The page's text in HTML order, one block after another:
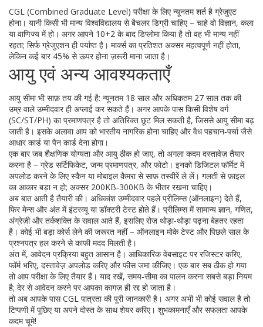
CGL (Combined Graduate Level) परीक्षा के लिए न्यूनतम शर्त है ग्रेजुएट
होना। यानी किसी भी मान्य विश्वविद्यालय से बैचलर डिग्री चाहिए – चाहे वो विज्ञान, कला
या वाणिज्य में हो। अगर आपने 10+2 के बाद डिप्लोमा किया है तो वह भी मान्य नहीं
रहता; सिर्फ ग्रेजुएशन ही पर्याप्त है। मार्क्स का प्रतिशत अक्सर महत्वपूर्ण नहीं होता,
लेकिन कई बार 45% से ऊपर होना ज़रूरी माना जाता है।
आयु एवं अन्य आवश्यकताएँ
आयु सीमा भी साफ़ तय की गई है: न्यूनतम 18 साल और अधिकतम 27 साल तक की
उम्र वाले उम्मीदवार ही अप्लाई कर सकते हैं। अगर आपके पास किसी विशेष वर्ग
(SC/ST/PH) का प्रमाणपत्र है तो अतिरिक्त छूट मिल सकती है, जिससे आयु सीमा बढ़
जाती है। इसके अलावा आप को भारतीय नागरिक होना चाहिए और वैध पहचान‑पर्चा जैसे
आधार कार्ड या पैन कार्ड देना होगा।
एक बार जब शैक्षणिक योग्यता और आयु ठीक हो जाए, तो अगला कदम दस्तावेज़ तैयार
करना है – ग्रेड सर्टिफिकेट, जन्म प्रमाणपत्र, और फोटो। इनको डिजिटल फॉर्मेट में
अपलोड करने के लिए स्कैन या मोबाइल कैमरा से साफ़ तस्वीरें ले लें। गलती से फ़ाइल
का आकार बड़ा न हो; अक्सर 200KB‑300KB के भीतर रखना चाहिए।
अब बात आती है तैयारी की। अधिकांश उम्मीदवार पहले प्रीलिम्स (ऑनलाइन) देते हैं,
फिर मेन्स और अंत में इंटरव्यू या डॉक्टरी टेस्ट होते हैं। प्रीलिम्स में सामान्य ज्ञान, गणित,
अंग्रेज़ी और तर्कशक्ति के सवाल आते हैं, इसलिए रोज़ थोड़ा‑थोड़ा पढ़ना बेहतर रहता
है। कोई भी बड़ा कोर्स लेने की जरूरत नहीं – ऑनलाइन मोके टेस्‍ट और पिछले साल के
प्रश्नपत्र हल करने से काफी मदद मिलती है।
अंत में, आवेदन प्रक्रिया बहुत आसान है। आधिकारिक वेबसाइट पर रजिस्टर करिए,
फॉर्म भरिए, दस्तावेज़ अपलोड करिए और फीस जमा कीजिए। एक बार सब ठीक हो गया
तो आप परीक्षा के लिए तैयार हैं। याद रखें, समय‑सीमा का पालन करना सबसे बड़ा नियम
है; देर से आवेदन करने पर आपका कागज़ ही रद्द हो जाता है।
तो अब आपके पास CGL पात्रता की पूरी जानकारी है। अगर अभी भी कोई सवाल है तो
टिप्पणी में पूछिए या अपने दोस्त के साथ शेयर करिए। शुभकामनाएँ और सफलता आपके
कदम चूमे!